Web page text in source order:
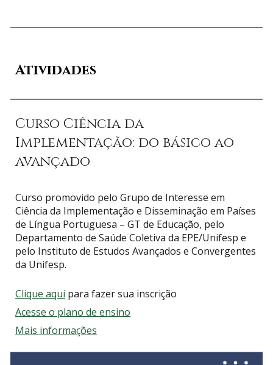
Atividades
Curso Ciência da
Implementação: do básico ao
avançado
Curso promovido pelo Grupo de Interesse em
Ciência da Implementação e Disseminação em Países
de Língua Portuguesa – GT de Educação, pelo
Departamento de Saúde Coletiva da EPE/Unifesp e
pelo Instituto de Estudos Avançados e Convergentes
da Unifesp.
Clique aqui para fazer sua inscrição
Acesse o plano de ensino
Mais informações